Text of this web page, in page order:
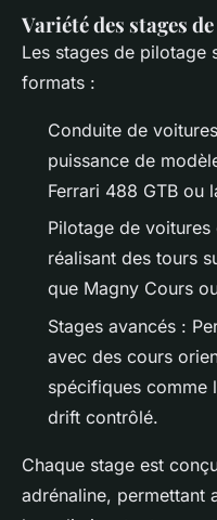
Variété des stages
Les stages de pilotage
formats :
Conduite de
puissance de
Ferrari 488 GTB ou
Pilotage de
réalisant des tours
que Magny Cours
Stages avancés :
avec des cours
spécifiques comme
drift contrôlé.
Chaque stage est
adrénaline, permettant